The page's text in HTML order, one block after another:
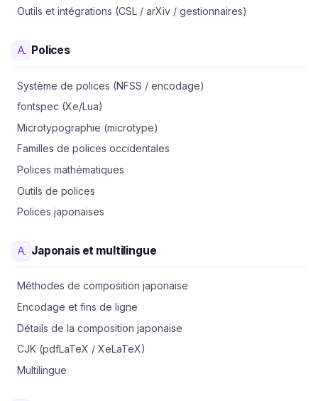
Outils et intégrations (CSL / arXiv / gestionnaires)
Polices
Système de polices (NFSS / encodage)
fontspec (Xe/Lua)
Microtypographie (microtype)
Familles de polices occidentales
Polices mathématiques
Outils de polices
Polices japonaises
Japonais et multilingue
Méthodes de composition japonaise
Encodage et fins de ligne
Détails de la composition japonaise
CJK (pdfLaTeX / XeLaTeX)
Multilingue